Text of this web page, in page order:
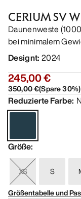
CERIUM SV
Daunenweste
bei minimalem
Designt: 2024
245,00 €
350,00 €(Spare30%)
Reduzierte Farbe:
Größe:
XS S
Größentabelle und